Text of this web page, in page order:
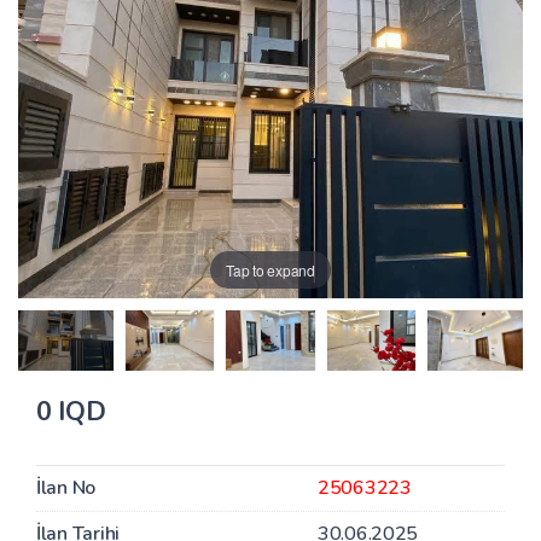
Tap to expand
0 IQD
İlan No
25063223
İlan Tarihi
30.06.2025